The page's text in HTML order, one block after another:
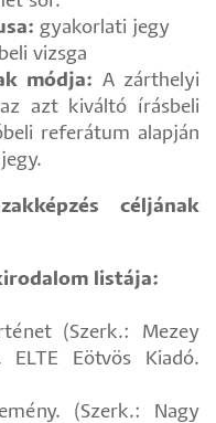
gyakorlati jegy
vizsga
módja: A zárthelyi
azt kiváltó írásbeli
referátum alapján
céljának
listája:
(Szerk.: Mezey
ELTE Eötvös Kiadó.
(Szerk.: Nagy